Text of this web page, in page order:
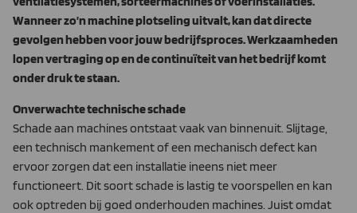
Wanneer zo’n machine plotseling uitvalt, kan dat directe
gevolgen hebben voor jouw bedrijfsproces. Werkzaamheden
lopen vertraging op en de continuïteit van het bedrijf komt
onder druk te staan.
Onverwachte technische schade
Schade aan machines ontstaat vaak van binnenuit. Slijtage,
een technisch mankement of een mechanisch defect kan
ervoor zorgen dat een installatie ineens niet meer
functioneert. Dit soort schade is lastig te voorspellen en kan
ook optreden bij goed onderhouden machines. Juist omdat